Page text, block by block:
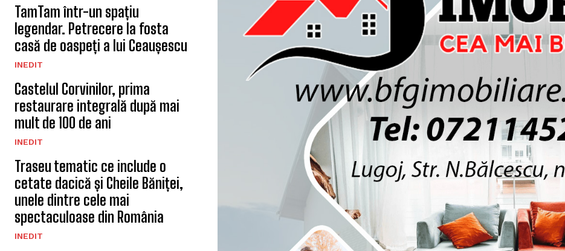
TamTam într-un spațiu
legendar. Petrecere la fosta
casă de oaspeți a lui Ceaușescu
INEDIT
Castelul Corvinilor, prima
restaurare integrală după mai
mult de 100 de ani
INEDIT
Traseu tematic ce include o
cetate dacică și Cheile Băniței,
unele dintre cele mai
spectaculoase din România
INEDIT